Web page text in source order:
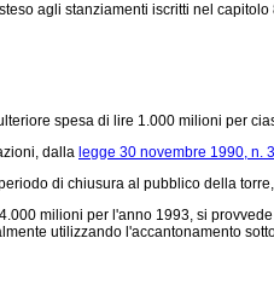
agli stanziamenti iscritti nel
spesa di lire 1.000 milioni per
dalla legge 30 novembre 1990, n.
di chiusura al pubblico della
milioni per l'anno 1993, si
utilizzando l'accantonamento